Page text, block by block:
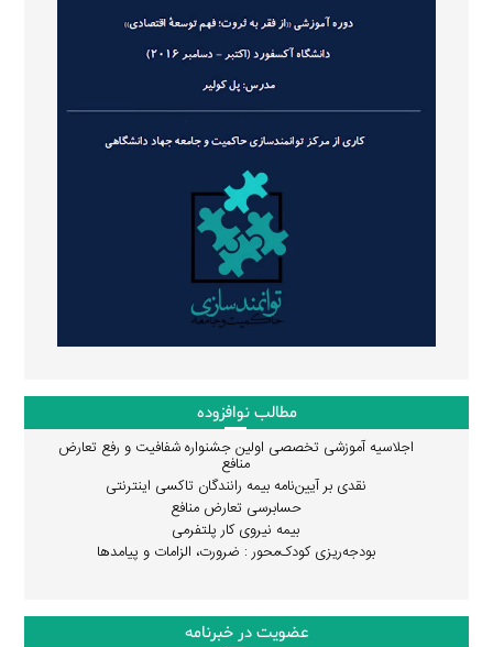
مطالب نوافزوده
اجلاسیه آموزشی تخصصی اولین جشنواره شفافیت و رفع تعارض
منافع
نقدی بر آیین‌نامه بیمه رانندگان تاکسی اینترنتی
حسابرسی تعارض منافع
بیمه نیروی کار پلتفرمی
بودجه‌ریزی کودک‌محور : ضرورت، الزامات و پیامدها
عضویت در خبرنامه